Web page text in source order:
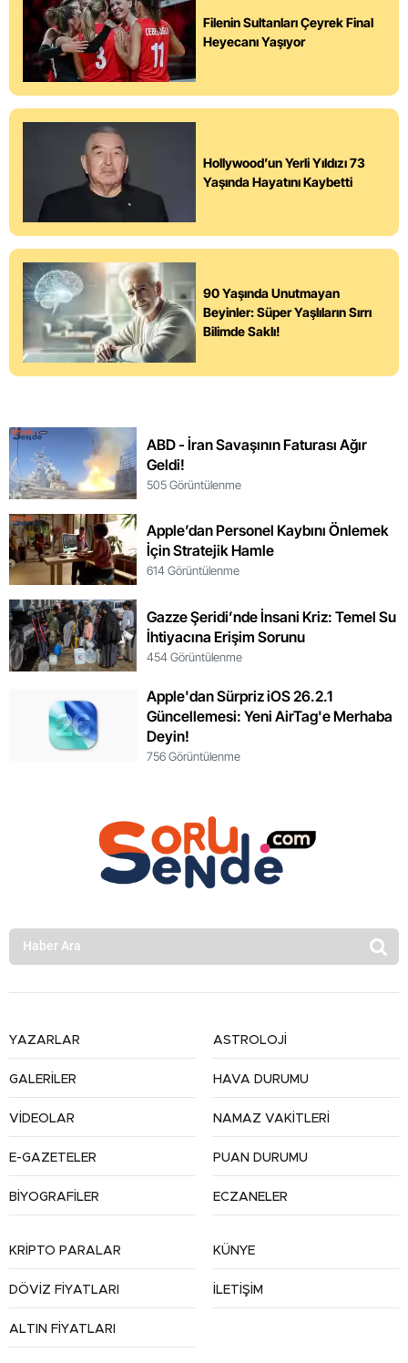
Filenin Sultanları Çeyrek Final
Heyecanı Yaşıyor
Hollywood’un Yerli Yıldızı 73
Yaşında Hayatını Kaybetti
90 Yaşında Unutmayan
Beyinler: Süper Yaşlıların Sırrı
Bilimde Saklı!
ABD - İran Savaşının Faturası Ağır
Geldi!
505 Görüntülenme
Apple’dan Personel Kaybını Önlemek
İçin Stratejik Hamle
614 Görüntülenme
Gazze Şeridi’nde İnsani Kriz: Temel Su
İhtiyacına Erişim Sorunu
454 Görüntülenme
Apple'dan Sürpriz iOS 26.2.1
Güncellemesi: Yeni AirTag'e Merhaba
Deyin!
756 Görüntülenme
YAZARLAR
GALERİLER
VİDEOLAR
E-GAZETELER
BİYOGRAFİLER
ASTROLOJİ
HAVA DURUMU
NAMAZ VAKİTLERİ
PUAN DURUMU
ECZANELER
KRİPTO PARALAR
DÖVİZ FİYATLARI
ALTIN FİYATLARI
KÜNYE
İLETİŞİM